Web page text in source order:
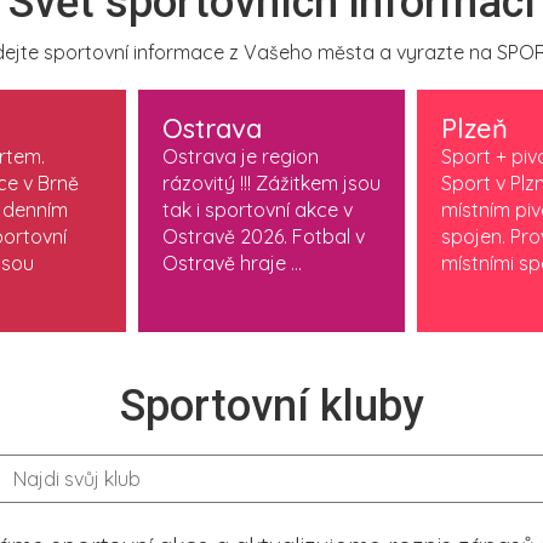
sportovní informace z Vašeho města a vyrazte na
v Brně
Ostrava
Ostrava je region
rázovitý !!! Zážitkem jsou
tak i sportovní akce v
Ostravě 2026. Fotbal v
Ostravě hraje ...
Plzeň
Sport +
Sport v
místním
spojen.
místními
Sportovní kluby